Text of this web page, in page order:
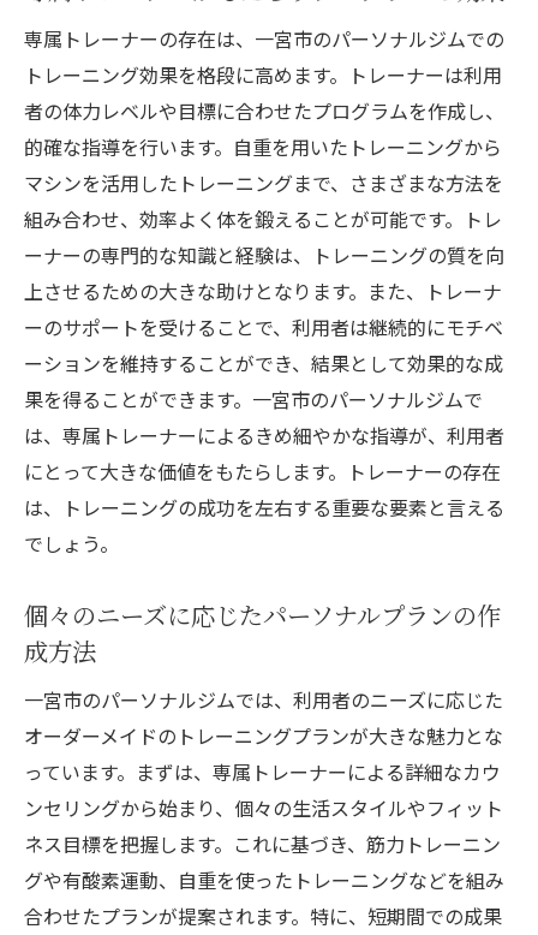
専属トレーナーの存在は、一宮市のパーソナルジムでの
トレーニング効果を格段に高めます。トレーナーは利用
者の体力レベルや目標に合わせたプログラムを作成し、
的確な指導を行います。自重を用いたトレーニングから
マシンを活用したトレーニングまで、さまざまな方法を
組み合わせ、効率よく体を鍛えることが可能です。トレ
ーナーの専門的な知識と経験は、トレーニングの質を向
上させるための大きな助けとなります。また、トレーナ
ーのサポートを受けることで、利用者は継続的にモチベ
ーションを維持することができ、結果として効果的な成
果を得ることができます。一宮市のパーソナルジムで
は、専属トレーナーによるきめ細やかな指導が、利用者
にとって大きな価値をもたらします。トレーナーの存在
は、トレーニングの成功を左右する重要な要素と言える
でしょう。
個々のニーズに応じたパーソナルプランの作
成方法
一宮市のパーソナルジムでは、利用者のニーズに応じた
オーダーメイドのトレーニングプランが大きな魅力とな
っています。まずは、専属トレーナーによる詳細なカウ
ンセリングから始まり、個々の生活スタイルやフィット
ネス目標を把握します。これに基づき、筋力トレーニン
グや有酸素運動、自重を使ったトレーニングなどを組み
合わせたプランが提案されます。特に、短期間での成果